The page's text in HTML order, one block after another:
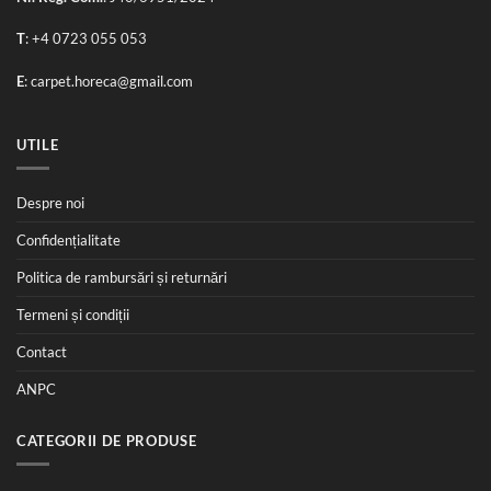
T:+4 0723 055 053
E:carpet.horeca@gmail.com
UTILE
Despre noi
Confidențialitate
Politica de rambursări și returnări
Termeni și condiții
Contact
ANPC
CATEGORII DE PRODUSE